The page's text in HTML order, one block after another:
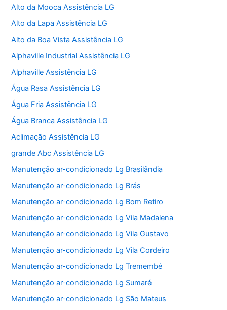
Alto da Mooca Assistência LG
Alto da Lapa Assistência LG
Alto da Boa Vista Assistência LG
Alphaville Industrial Assistência LG
Alphaville Assistência LG
Água Rasa Assistência LG
Água Fria Assistência LG
Água Branca Assistência LG
Aclimação Assistência LG
grande Abc Assistência LG
Manutenção ar-condicionado Lg Brasilândia
Manutenção ar-condicionado Lg Brás
Manutenção ar-condicionado Lg Bom Retiro
Manutenção ar-condicionado Lg Vila Madalena
Manutenção ar-condicionado Lg Vila Gustavo
Manutenção ar-condicionado Lg Vila Cordeiro
Manutenção ar-condicionado Lg Tremembé
Manutenção ar-condicionado Lg Sumaré
Manutenção ar-condicionado Lg São Mateus